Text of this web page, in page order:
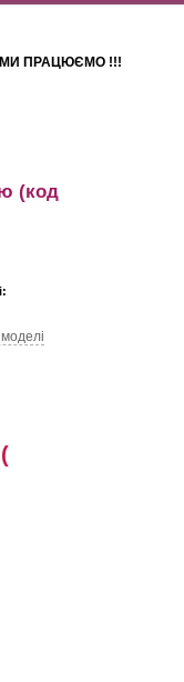
МИ ПРАЦЮЄМО !!!
(код
моделi